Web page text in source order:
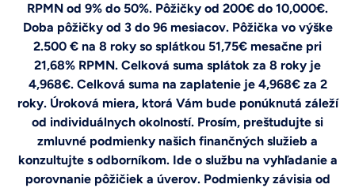
RPMN od 9% do 50%. Pôžičky od 200€ do 10,000€.
Doba pôžičky od 3 do 96 mesiacov. Pôžička vo výške
2.500 € na 8 roky so splátkou 51,75€ mesačne pri
21,68% RPMN. Celková suma splátok za 8 roky je
4,968€. Celková suma na zaplatenie je 4,968€ za 2
roky. Úroková miera, ktorá Vám bude ponúknutá záleží
od individuálnych okolností. Prosím, preštudujte si
zmluvné podmienky našich finančných služieb a
konzultujte s odborníkom. Ide o službu na vyhľadanie a
porovnanie pôžičiek a úverov. Podmienky závisia od